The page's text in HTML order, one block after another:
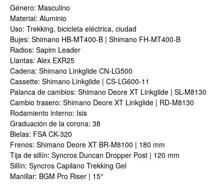
Género: Masculino
Material: Aluminio
Uso: Trekking, bicicleta eléctrica, ciudad
Bujes: Shimano HB-MT400-B | Shimano FH-MT400-B
Radios: Sapim Leader
Llantas: Alex EXR25
Cadena: Shimano Linkglide CN-LG500
Cassette: Shimano Linkglide | CS-LG600-11
Palanca de cambios: Shimano Deore XT Linkglide | SL-M8130
Cambio trasero: Shimano Deore XT Linkglide | RD-M8130
Rodamiento interno: Isis
Graduación de la corona: 38
Bielas: FSA CK-320
Frenos: Shimano Deore XT BR-M8100 | 180 mm
Tija de sillín: Syncros Duncan Dropper Post | 120 mm
Sillín: Syncros Capilano Trekking Gel
Manillar: BGM Pro Riser | 15°